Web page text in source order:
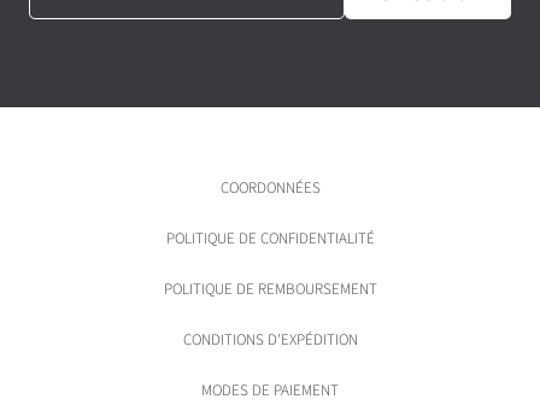
COORDONNÉES
POLITIQUE DE CONFIDENTIALITÉ
POLITIQUE DE REMBOURSEMENT
CONDITIONS D'EXPÉDITION
MODES DE PAIEMENT